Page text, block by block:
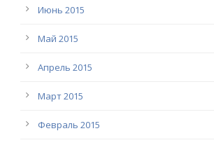
Июнь 2015
Май 2015
Апрель 2015
Март 2015
Февраль 2015